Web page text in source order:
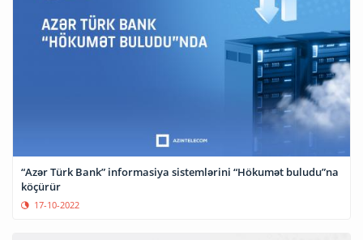
“Azər Türk Bank” informasiya sistemlərini “Hökumət buludu”na
köçürür
17-10-2022